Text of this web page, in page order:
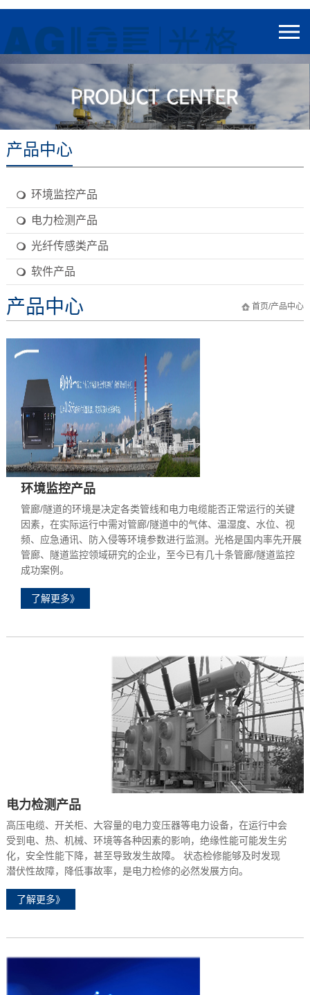
产品中心
环境监控产品
电力检测产品
光纤传感类产品
软件产品
首页/产品中心
产品中心
环境监控产品
管廊/隧道的环境是决定各类管线和电力电缆能否正常运行的关键
因素，在实际运行中需对管廊/隧道中的气体、温湿度、水位、视
频、应急通讯、防入侵等环境参数进行监测。光格是国内率先开展
管廊、隧道监控领域研究的企业，至今已有几十条管廊/隧道监控
成功案例。
了解更多》
电力检测产品
高压电缆、开关柜、大容量的电力变压器等电力设备，在运行中会
受到电、热、机械、环境等各种因素的影响，绝缘性能可能发生劣
化，安全性能下降，甚至导致发生故障。 状态检修能够及时发现
潜伏性故障，降低事故率，是电力检修的必然发展方向。
了解更多》